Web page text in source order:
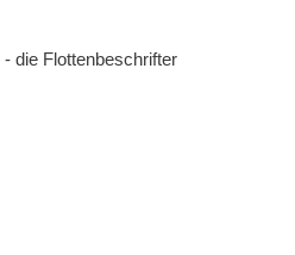
- die Flottenbeschrifter